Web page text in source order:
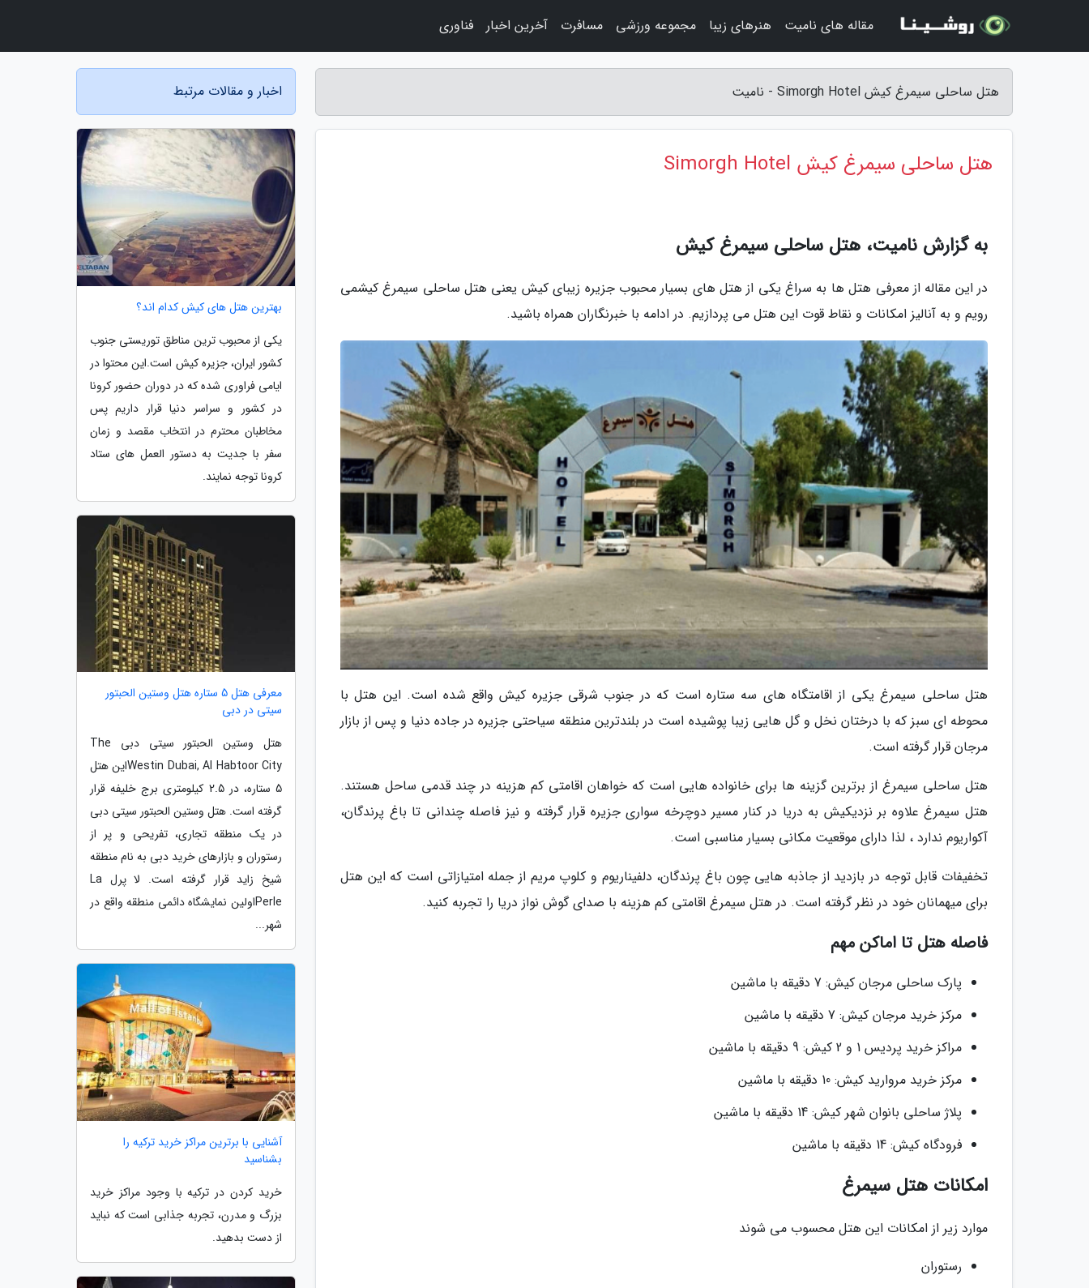
هتل ساحلی سیمرغ کیش Simorgh Hotel - نامیت
هتل ساحلی سیمرغ کیش Simorgh Hotel
به گزارش نامیت، هتل ساحلی سیمرغ کیش
در این مقاله از معرفی هتل ها به سراغ یکی از هتل های بسیار محبوب جزیره زیبای کیش یعنی هتل ساحلی سیمرغ کیشمی
رویم و به آنالیز امکانات و نقاط قوت این هتل می پردازیم. در ادامه با خبرنگاران همراه باشید.
هتل ساحلی سیمرغ یکی از اقامتگاه های سه ستاره است که در جنوب شرقی جزیره کیش واقع شده است. این هتل با
محوطه ای سبز که با درختان نخل و گل هایی زیبا پوشیده است در بلندترین منطقه سیاحتی جزیره در جاده دنیا و پس از بازار
مرجان قرار گرفته است.
هتل ساحلی سیمرغ از برترین گزینه ها برای خانواده هایی است که خواهان اقامتی کم هزینه در چند قدمی ساحل هستند.
هتل سیمرغ علاوه بر نزدیکیش به دریا در کنار مسیر دوچرخه سواری جزیره قرار گرفته و نیز فاصله چندانی تا باغ پرندگان،
آکواریوم ندارد ، لذا دارای موقعیت مکانی بسیار مناسبی است.
تخفیفات قابل توجه در بازدید از جاذبه هایی چون باغ پرندگان، دلفیناریوم و کلوپ مریم از جمله امتیازاتی است که این هتل
برای میهمانان خود در نظر گرفته است. در هتل سیمرغ اقامتی کم هزینه با صدای گوش نواز دریا را تجربه کنید.
فاصله هتل تا اماکن مهم
پارک ساحلی مرجان کیش: 7 دقیقه با ماشین
مرکز خرید مرجان کیش: 7 دقیقه با ماشین
مراکز خرید پردیس 1 و 2 کیش: 9 دقیقه با ماشین
مرکز خرید مروارید کیش: 10 دقیقه با ماشین
پلاژ ساحلی بانوان شهر کیش: 14 دقیقه با ماشین
فرودگاه کیش: 14 دقیقه با ماشین
امکانات هتل سیمرغ
موارد زیر از امکانات این هتل محسوب می شوند
رستوران
اخبار و مقالات مرتبط
بهترین هتل های کیش کدام اند؟
یکی از محبوب ترین مناطق توریستی جنوب
کشور ایران، جزیره کیش است.این محتوا در
ایامی فراوری شده که در دوران حضور کرونا
در کشور و سراسر دنیا قرار داریم پس
مخاطبان محترم در انتخاب مقصد و زمان
سفر با جدیت به دستور العمل های ستاد
کرونا توجه نمایند.
معرفی هتل 5 ستاره هتل وستین الحبتور
سیتی در دبی
هتل وستین الحبتور سیتی دبی The
Westin Dubai, Al Habtoor Cityاین هتل
5 ستاره، در 2.5 کیلومتری برج خلیفه قرار
گرفته است. هتل وستین الحبتور سیتی دبی
در یک منطقه تجاری، تفریحی و پر از
رستوران و بازارهای خرید دبی به نام منطقه
شیخ زاید قرار گرفته است. لا پرل La
Perleاولین نمایشگاه دائمی منطقه واقع در
شهر...
آشنایی با برترین مراکز خرید ترکیه را
بشناسید
خرید کردن در ترکیه با وجود مراکز خرید
بزرگ و مدرن، تجربه جذابی است که نباید
از دست بدهید.
مقاله های نامیت هنرهای زیبا مجموعه ورزشی مسافرت آخرین اخبار فناوری